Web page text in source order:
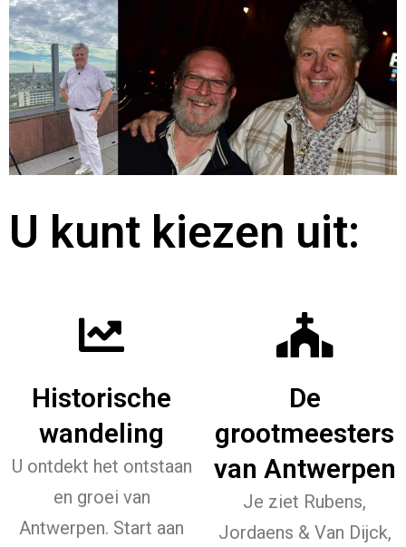
U kunt kiezen uit:
Historische
wandeling
U ontdekt het ontstaan
en groei van
Antwerpen. Start aan
De
grootmeesters
van Antwerpen
Je ziet Rubens,
Jordaens & Van Dijck,